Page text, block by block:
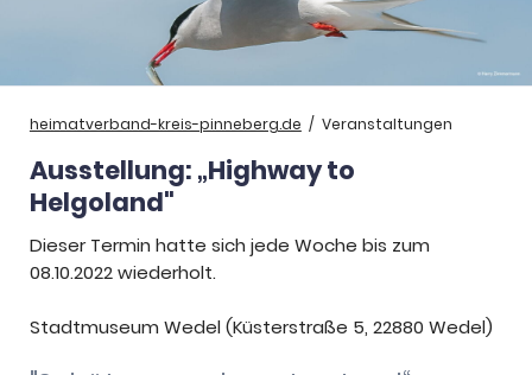
heimatverband-kreis-pinneberg.de Veranstaltungen
Ausstellung: „Highway to
Helgoland"
Dieser Termin hatte sich jede Woche bis zum
08.10.2022 wiederholt.
Stadtmuseum Wedel (Küsterstraße 5, 22880 Wedel)